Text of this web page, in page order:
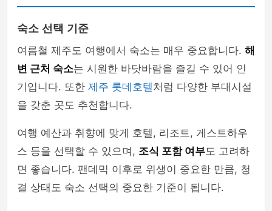
숙소 선택 기준
여름철 제주도 여행에서 숙소는 매우 중요합니다. 해
변 근처 숙소는 시원한 바닷바람을 즐길 수 있어 인
기입니다. 또한 제주 롯데호텔처럼 다양한 부대시설
을 갖춘 곳도 추천합니다.
여행 예산과 취향에 맞게 호텔, 리조트, 게스트하우
스 등을 선택할 수 있으며, 조식 포함 여부도 고려하
면 좋습니다. 팬데믹 이후로 위생이 중요한 만큼, 청
결 상태도 숙소 선택의 중요한 기준이 됩니다.